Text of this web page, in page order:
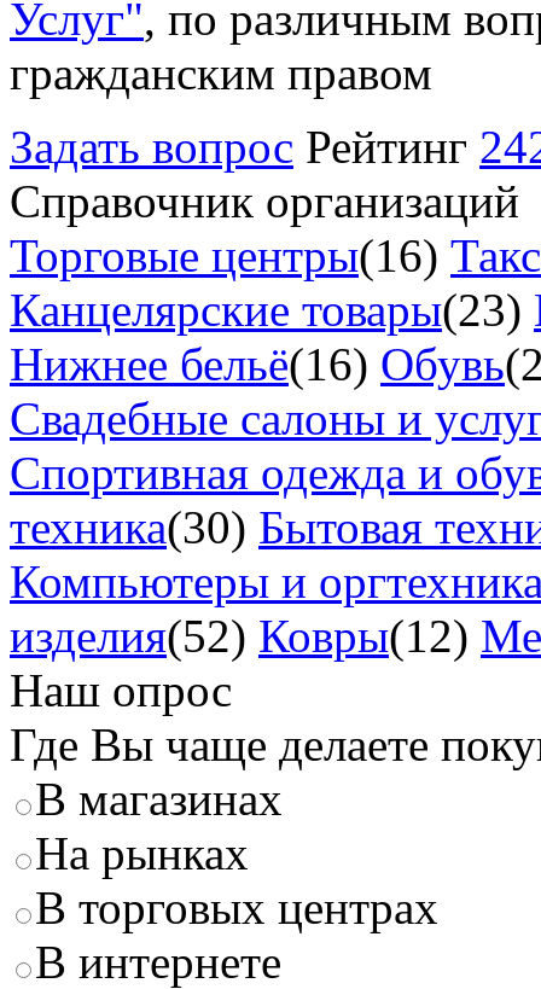
Услуг", по различным
гражданским правом
Задать вопрос Рейтинг
Справочник организаций
Торговые центры(16)
Канцелярские товары(23)
Нижнее бельё(16) Обувь
Свадебные салоны и
Спортивная одежда и
техника(30) Бытовая
Компьютеры и
изделия(52) Ковры(12)
Наш опрос
Где Вы чаще делаете
В магазинах
На рынках
В торговых центрах
В интернете